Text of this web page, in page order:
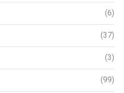
(6)
(37)
(3)
(99)